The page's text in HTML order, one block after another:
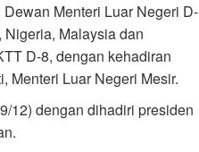
Menteri Luar Negeri D-
Nigeria, Malaysia dan
D-8, dengan kehadiran
Menteri Luar Negeri Mesir.
12) dengan dihadiri presiden